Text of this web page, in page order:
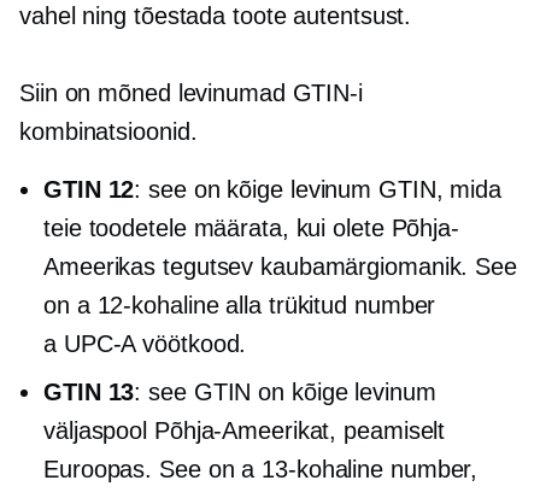
vahel ning tõestada toote autentsust.
Siin on mõned levinumad GTIN-i
kombinatsioonid.
GTIN 12: see on kõige levinum GTIN, mida
teie toodetele määrata, kui olete Põhja-
Ameerikas tegutsev kaubamärgiomanik. See
on a 12-kohalinealla trükitud number
a UPC-Avöötkood.
GTIN 13: see GTIN on kõige levinum
väljaspool Põhja-Ameerikat, peamiselt
Euroopas. See on a 13-kohaline number,